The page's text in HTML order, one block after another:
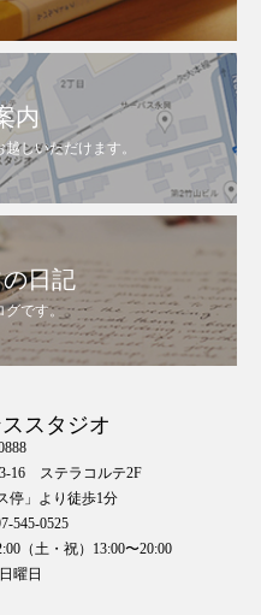
内
しいただけます。
日記
グです。
スタジオ
16 ステラコルテ2F
停」より徒歩1分
545-0525
（土・祝）13:00〜20:00
曜日